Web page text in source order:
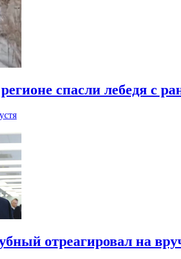
спасли лебедя с
отреагировал на